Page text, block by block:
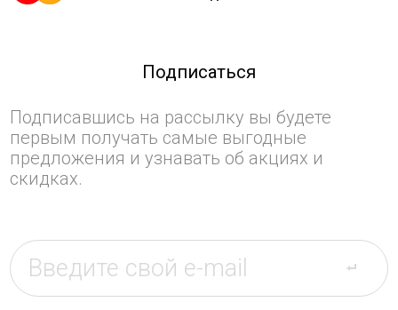
Подписаться
Подписавшись на рассылку вы будете
первым получать самые выгодные
предложения и узнавать об акциях и
скидках.